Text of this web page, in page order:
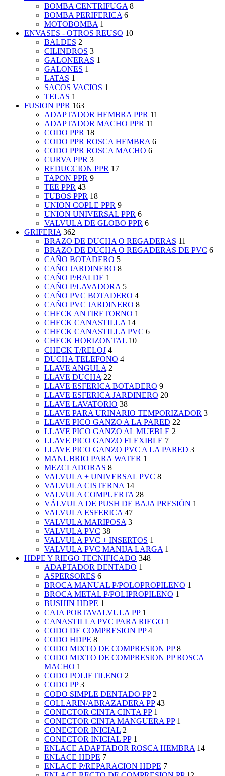
BOMBA CENTRIFUGA 8
BOMBA PERIFERICA 6
MOTOBOMBA 1
ENVASES - OTROS REUSO 10
BALDES 2
CILINDROS 3
GALONERAS 1
GALONES 1
LATAS 1
SACOS VACIOS 1
TELAS 1
FUSION PPR 163
ADAPTADOR HEMBRA PPR 11
ADAPTADOR MACHO PPR 11
CODO PPR 18
CODO PPR ROSCA HEMBRA 6
CODO PPR ROSCA MACHO 6
CURVA PPR 3
REDUCCION PPR 17
TAPON PPR 9
TEE PPR 43
TUBOS PPR 18
UNION COPLE PPR 9
UNION UNIVERSAL PPR 6
VALVULA DE GLOBO PPR 6
GRIFERIA 362
BRAZO DE DUCHA O REGADERAS 11
BRAZO DE DUCHA O REGADERAS DE PVC 6
CAÑO BOTADERO 5
CAÑO JARDINERO 8
CAÑO P/BALDE 1
CAÑO P/LAVADORA 5
CAÑO PVC BOTADERO 4
CAÑO PVC JARDINERO 8
CHECK ANTIRETORNO 1
CHECK CANASTILLA 14
CHECK CANASTILLA PVC 6
CHECK HORIZONTAL 10
CHECK T/RELOJ 4
DUCHA TELEFONO 4
LLAVE ANGULA 2
LLAVE DUCHA 22
LLAVE ESFERICA BOTADERO 9
LLAVE ESFERICA JARDINERO 20
LLAVE LAVATORIO 38
LLAVE PARA URINARIO TEMPORIZADOR 3
LLAVE PICO GANZO A LA PARED 22
LLAVE PICO GANZO AL MUEBLE 2
LLAVE PICO GANZO FLEXIBLE 7
LLAVE PICO GANZO PVC A LA PARED 3
MANUBRIO PARA WATER 1
MEZCLADORAS 8
VALVULA + UNIVERSAL PVC 8
VALVULA CISTERNA 14
VALVULA COMPUERTA 28
VÁLVULA DE PUSH DE BAJA PRESIÓN 1
VALVULA ESFERICA 47
VALVULA MARIPOSA 3
VALVULA PVC 38
VALVULA PVC + INSERTOS 1
VALVULA PVC MANIJA LARGA 1
HDPE Y RIEGO TECNIFICADO 348
ADAPTADOR DENTADO 1
ASPERSORES 6
BROCA MANUAL P/POLOPROPILENO 1
BROCA METAL P/POLIPROPILENO 1
BUSHIN HDPE 1
CAJA PORTAVALVULA PP 1
CANASTILLA PVC PARA RIEGO 1
CODO DE COMPRESION PP 4
CODO HDPE 8
CODO MIXTO DE COMPRESION PP 8
CODO MIXTO DE COMPRESION PP ROSCA
MACHO 1
CODO POLIETILENO 2
CODO PP 3
CODO SIMPLE DENTADO PP 2
COLLARIN/ABRAZADERA PP 43
CONECTOR CINTA CINTA PP 1
CONECTOR CINTA MANGUERA PP 1
CONECTOR INICIAL 2
CONECTOR INICIAL PP 1
ENLACE ADAPTADOR ROSCA HEMBRA 14
ENLACE HDPE 7
ENLACE P/REPARACION HDPE 7